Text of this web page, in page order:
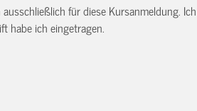
für diese Kursanmeldung.
habe ich eingetragen.